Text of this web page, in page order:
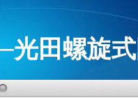
光田螺旋